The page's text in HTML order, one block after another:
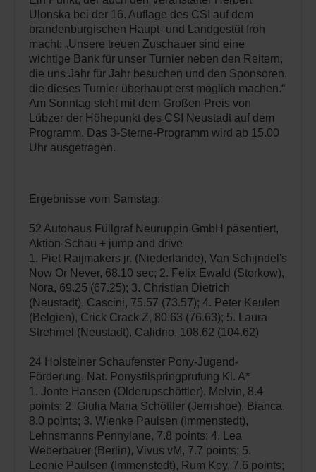
Ulonska bei der 16. Auflage des CSI auf dem
brandenburgischen Haupt- und Landgestüt froh
macht: „Unsere treuen Zuschauer sind eine
wichtige Bank für unser Turnier neben den Reitern,
die uns Jahr für Jahr besuchen und den Sponsoren,
die dieses Turnier überhaupt erst möglich machen.“
Am Sonntag steht mit dem Großen Preis von
Lübzer der Höhepunkt des CSI Neustadt auf dem
Programm. Das 3-Sterne-Programm wird ab 15.00
Uhr ausgetragen.
Ergebnisse vom Samstag:
52 Autohaus Füllgraf Neuruppin GmbH päsentiert,
Aktion-Schau + jump and drive
1. Piet Raijmakers jr. (Niederlande), Van Schijndel's
Now Or Never, 68.10 sec; 2. Felix Ewald (Storkow),
Nora, 69.25 (67.25); 3. Christian Dietrich
(Neustadt), Cascini, 75.57 (73.57); 4. Peter Keulen
(Belgien), Crick Crack Z, 80.63 (76.63); 5. Laura
Strehmel (Neustadt), Calidrio, 108.62 (104.62)
24 Holsteiner Schaufenster Pony-Jugend-
Förderung, Nat. Ponystilspringprüfung Kl. A*
1. Jonte Hansen (Olderupschöttler), Melvin, 8.4
points; 2. Giulia Maria Schöttler (Jerrishoe), Bianca,
8.0 points; 3. Wienke Paulsen (Immenstedt),
Lehnsmanns Pennylane, 7.8 points; 4. Lea
Weberbauer (Berlin), Vivus vM, 7.7 points; 5.
Leonie Paulsen (Immenstedt), Rum Key, 7.6 points;